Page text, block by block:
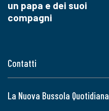
Contatti
La Nuova Bussola Quotidiana
un papa e dei suoi
compagni